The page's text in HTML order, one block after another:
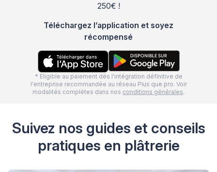
250€ !
Téléchargez l’application et soyez
récompensé
* Eligible au paiement dès l'intégration définitive de
l'entreprise recommandée au réseau Plus que pro. Voir
modalités complètes dans nos conditions générales.
Suivez nos guides et conseils
pratiques en plâtrerie